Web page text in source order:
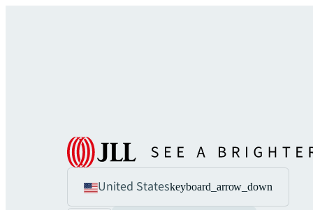
United Stateskeyboard_arrow_down